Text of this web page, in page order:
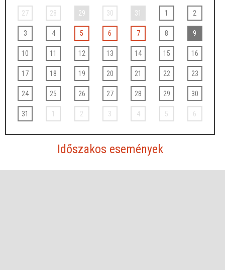
27 28 29 30 31 1 2
3 4 5 6 7 8 9
10 11 12 13 14 15 16
17 18 19 20 21 22 23
24 25 26 27 28 29 30
31 1 2 3 4 5 6
Időszakos események